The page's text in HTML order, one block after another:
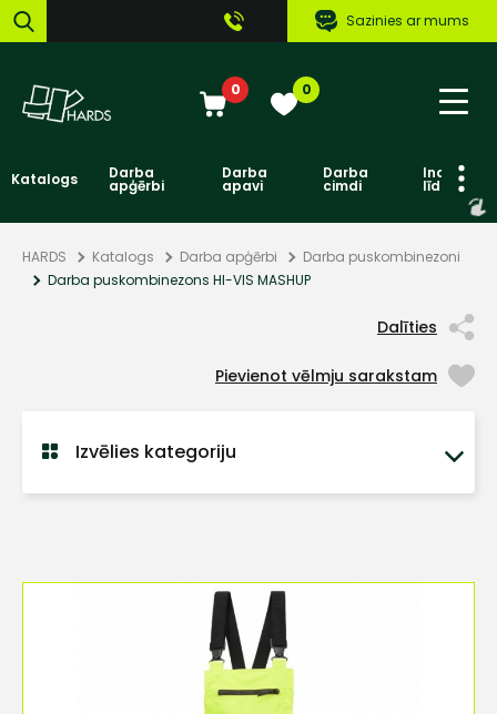
Sazinies ar mums
0 0
Katalogs Darba
apģērbi
Darba
apavi
Darba
cimdi līdzekļi
HARDS Katalogs Darba apģērbi
Darba puskombinezoni
Darba puskombinezons HI-VIS MASHUP
Dalīties
Pievienot vēlmju sarakstam
Izvēlies kategoriju